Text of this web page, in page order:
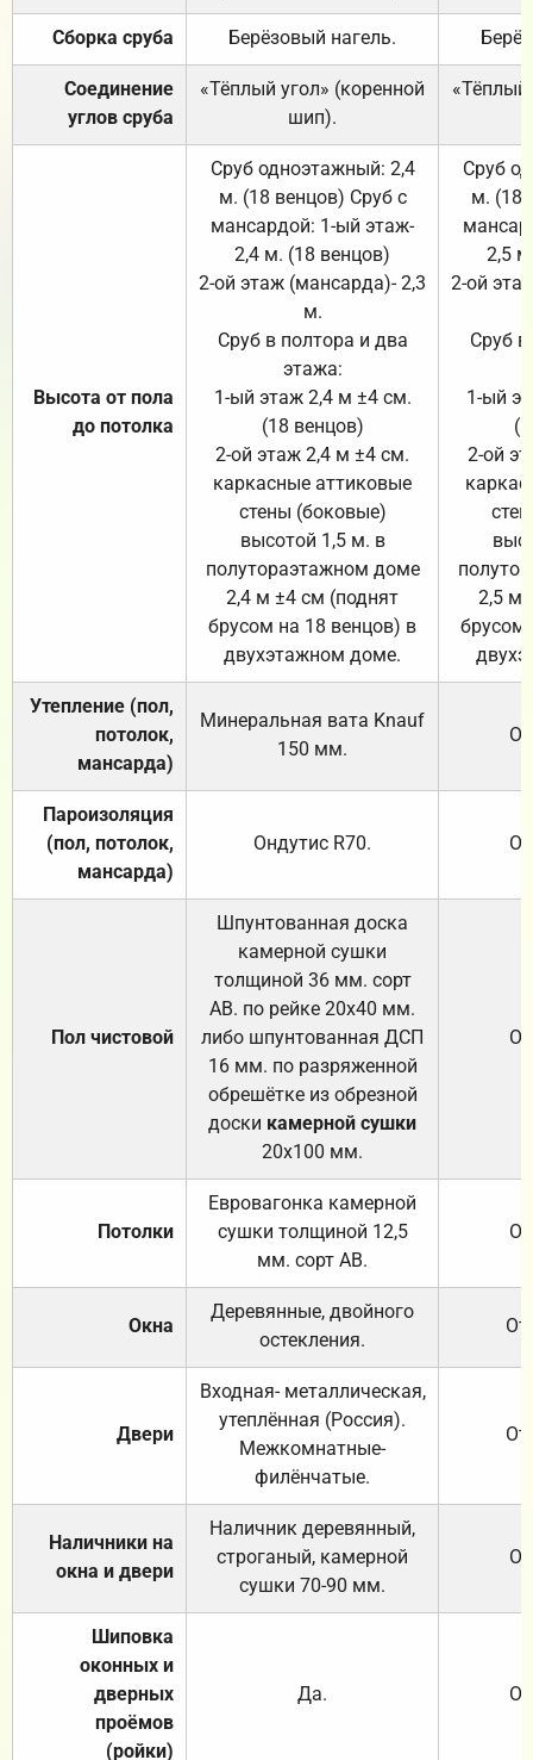
Сборка сруба Берёзовый нагель.
Соединение
углов сруба
«Тёплый угол» (коренной
шип).
«Тёплый
Высота от пола
до потолка
Сруб одноэтажный: 2,4
м. (18 венцов) Сруб с
мансардой: 1-ый этаж-
2,4 м. (18 венцов)
2-ой этаж (мансарда)- 2,3
м.
Сруб в полтора и два
этажа:
1-ый этаж 2,4 м ±4 см.
(18 венцов)
2-ой этаж 2,4 м ±4 см.
каркасные аттиковые
стены (боковые)
высотой 1,5 м. в
полутораэтажном доме
2,4 м ±4 см (поднят
брусом на 18 венцов) в
двухэтажном доме.
Сруб
м. (18
2,5
2-ой
Сруб
1-ый
2-ой
2,5 м
брусом
Утепление (пол,
потолок,
мансарда)
Минеральная вата Knauf
150 мм.
Пароизоляция
(пол, потолок,
мансарда)
Ондутис R70.
Пол чистовой
Шпунтованная доска
камерной сушки
толщиной 36 мм. сорт
АВ. по рейке 20х40 мм.
либо шпунтованная ДСП
16 мм. по разряженной
обрешётке из обрезной
доски камерной сушки
20х100 мм.
Потолки
Евровагонка камерной
сушки толщиной 12,5
мм. сорт АВ.
Окна
Деревянные, двойного
остекления.
Двери
Входная- металлическая,
утеплённая (Россия).
Межкомнатные-
филёнчатые.
Наличники на
окна и двери
Наличник деревянный,
строганый, камерной
сушки 70-90 мм.
Шиповка
оконных и
дверных
проёмов
(ройки)
Да.